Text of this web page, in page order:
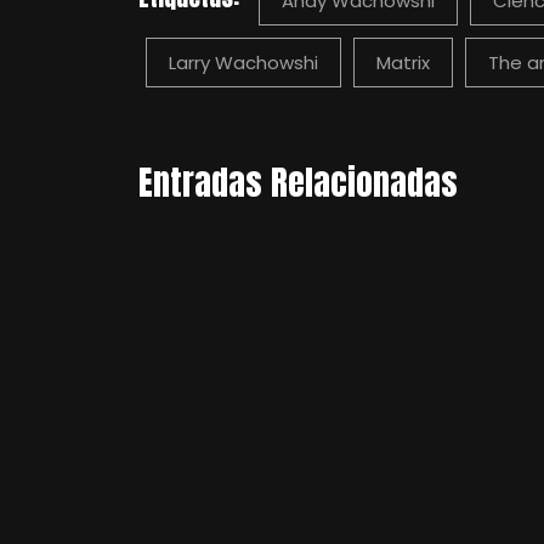
Larry Wachowshi Matrix The
Entradas Relacionadas